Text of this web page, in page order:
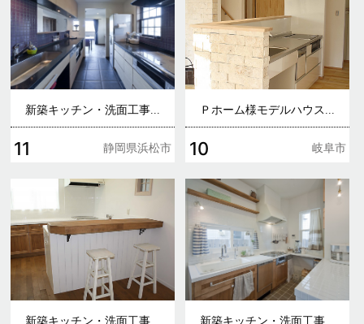
新築キッチン・洗面工事...
11 静岡県浜松市
Ｐホーム様モデルハウス...
10 岐阜市
新築キッチン・洗面工事... 新築キッチン・洗面工事...